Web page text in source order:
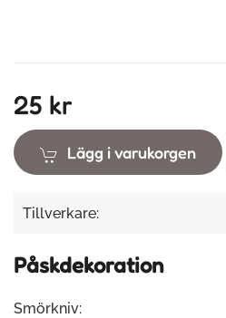
25 kr
Lägg i varukorgen
Tillverkare:
Påskdekoration
Smörkniv: